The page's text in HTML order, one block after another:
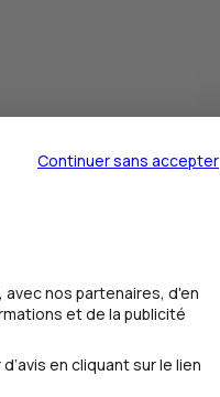
Continuer sans accepter
nos partenaires, d'en
et de la publicité
en cliquant sur le lien